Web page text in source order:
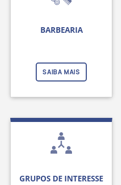
BARBEARIA
SAIBA MAIS
GRUPOS DE INTERESSE